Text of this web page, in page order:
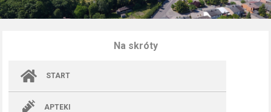
Na skróty
START
APTEKI